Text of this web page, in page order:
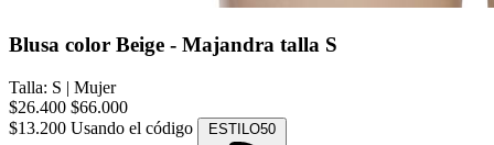
Blusa color Beige - Majandra talla S
Talla: S | Mujer
$26.400 $66.000
$13.200 Usando el código ESTILO50